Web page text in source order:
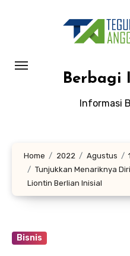
Berbagi
Informasi
Home 2022 Agustus
Tunjukkan Menariknya
Liontin Berlian Inisial
Bisnis